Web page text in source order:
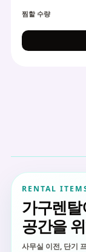
찜할 수량
RENTAL
가구렌
공간을
사무실 이전, 단기